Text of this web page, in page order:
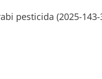
pesticida (2025-143-